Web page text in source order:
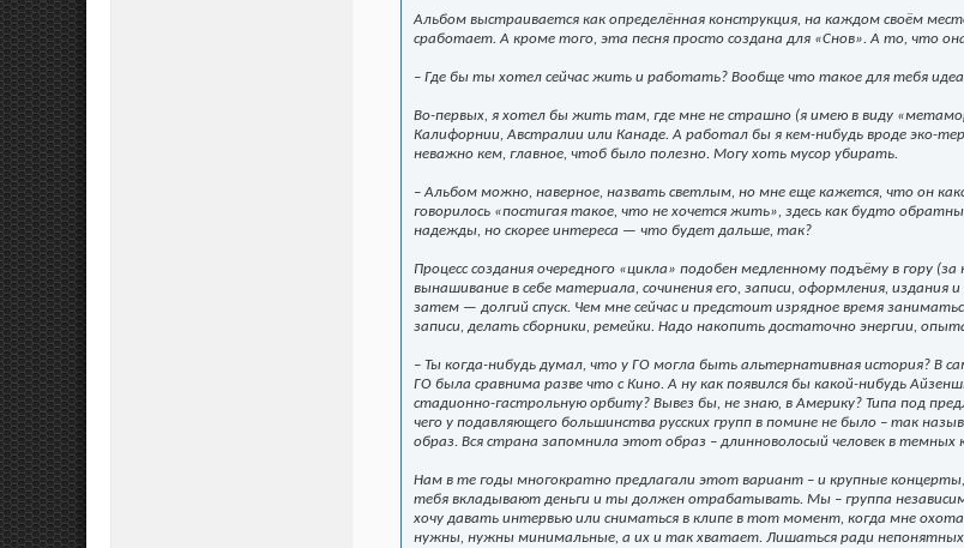
Альбом выстраивается как определённая конструкция, на каждом своём
сработает. А кроме того, эта песня просто создана для «Снов». А то, что
– Где бы ты хотел сейчас жить и работать? Вообще что такое для тебя
Во-первых, я хотел бы жить там, где мне не страшно (я имею в виду
Калифорнии, Австралии или Канаде. А работал бы я кем-нибудь вроде эко-
неважно кем, главное, чтоб было полезно. Могу хоть мусор убирать.
– Альбом можно, наверное, назвать светлым, но мне еще кажется, что он
говорилось «постигая такое, что не хочется жить», здесь как будто
надежды, но скорее интереса — что будет дальше, так?
Процесс создания очередного «цикла» подобен медленному подъёму в гору
вынашивание в себе материала, сочинения его, записи, оформления,
затем — долгий спуск. Чем мне сейчас и предстоит изрядное время
записи, делать сборники, ремейки. Надо накопить достаточно энергии,
– Ты когда-нибудь думал, что у ГО могла быть альтернативная история? В
ГО была сравнима разве что с Кино. А ну как появился бы какой-нибудь
стадионно-гастрольную орбиту? Вывез бы, не знаю, в Америку? Типа под
чего у подавляющего большинства русских групп в помине не было – так
образ. Вся страна запомнила этот образ – длинноволосый человек в темных
Нам в те годы многократно предлагали этот вариант – и крупные
тебя вкладывают деньги и ты должен отрабатывать. Мы – группа
хочу давать интервью или сниматься в клипе в тот момент, когда мне
нужны, нужны минимальные, а их и так хватает. Лишаться ради непонятных